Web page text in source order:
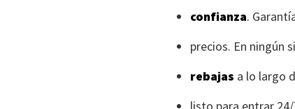
confianza.
precios. En ningún
rebajas a lo largo
listo para entrar